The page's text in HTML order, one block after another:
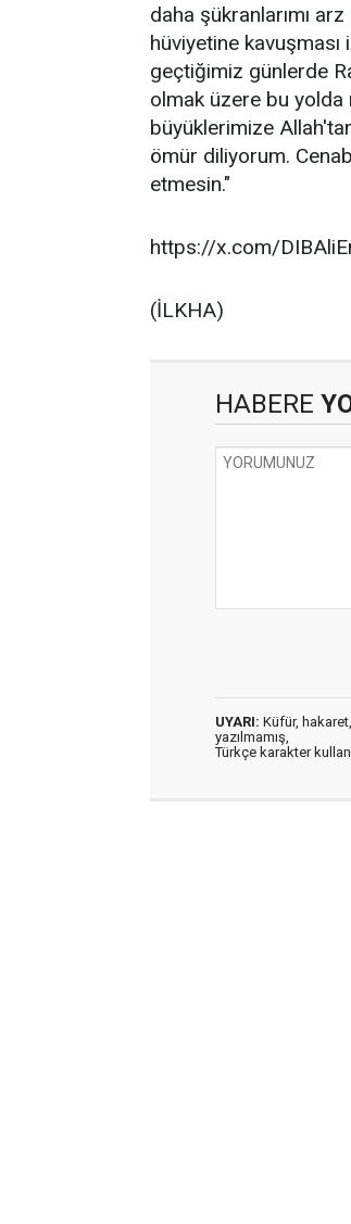
daha şükranlarımı
hüviyetine
geçtiğimiz günlerde
olmak üzere bu
büyüklerimize
ömür diliyorum.
etmesin."
https://x.com/
(İLKHA)
HABERE
UYARI: Küfür,
yazılmamış,
Türkçe karakter